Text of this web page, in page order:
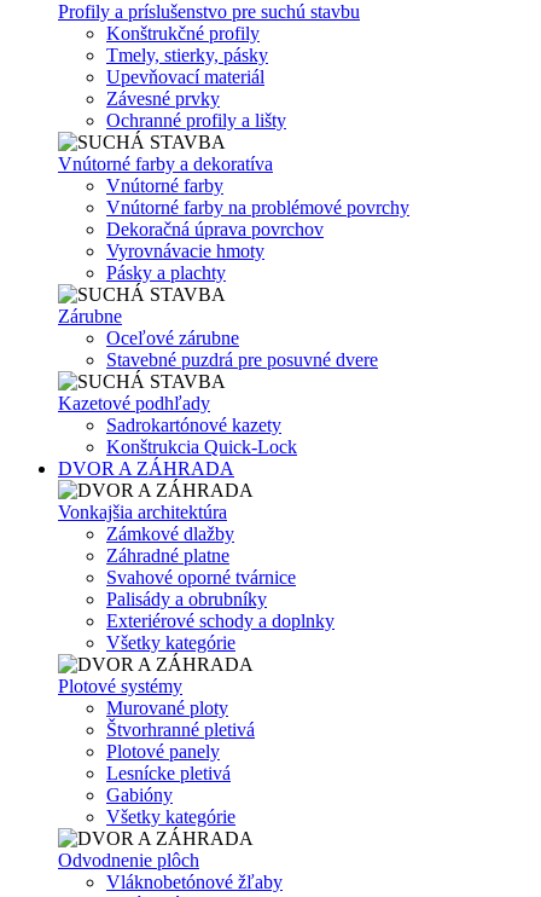
Profily a príslušenstvo pre suchú stavbu
Konštrukčné profily
Tmely, stierky, pásky
Upevňovací materiál
Závesné prvky
Ochranné profily a lišty
Vnútorné farby a dekoratíva
Vnútorné farby
Vnútorné farby na problémové povrchy
Dekoračná úprava povrchov
Vyrovnávacie hmoty
Pásky a plachty
Zárubne
Oceľové zárubne
Stavebné puzdrá pre posuvné dvere
Kazetové podhľady
Sadrokartónové kazety
Konštrukcia Quick-Lock
DVOR A ZÁHRADA
Vonkajšia architektúra
Zámkové dlažby
Záhradné platne
Svahové oporné tvárnice
Palisády a obrubníky
Exteriérové schody a doplnky
Všetky kategórie
Plotové systémy
Murované ploty
Štvorhranné pletivá
Plotové panely
Lesnícke pletivá
Gabióny
Všetky kategórie
Odvodnenie plôch
Vláknobetónové žľaby